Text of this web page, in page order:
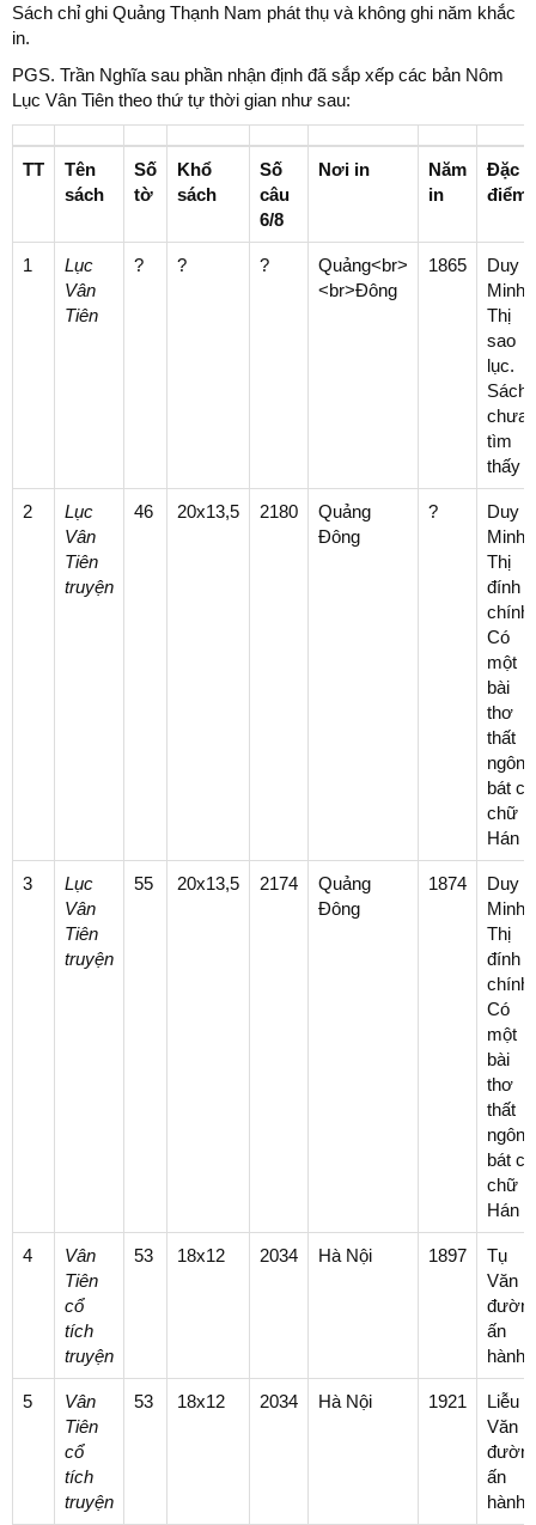
Sách chỉ ghi Quảng Thạnh Nam phát thụ và không ghi năm khắc
in.
PGS. Trần Nghĩa sau phần nhận định đã sắp xếp các bản Nôm
Lục Vân Tiên theo thứ tự thời gian như sau:
TT
Tên
sách
Số
tờ
Khổ
sách
Số
câu
6/8
Nơi in
Năm
in
Đặc
điểm
1
Lục
Vân
Tiên
? ? ?
Quảng<br>
<br>Đông
1865
Duy
Minh
Thị
sao
lục.
Sách
chưa
tìm
thấy
2
Lục
Vân
Tiên
truyện
46 20x13,5 2180
Quảng
Đông
?
Duy
Minh
Thị
đính
chính.
Có
một
bài
thơ
thất
ngôn
bát cú
chữ
Hán
3
Lục
Vân
Tiên
truyện
55 20x13,5 2174
Quảng
Đông
1874
Duy
Minh
Thị
đính
chính.
Có
một
bài
thơ
thất
ngôn
bát cú
chữ
Hán
4
Vân
Tiên
cổ
tích
truyện
53 18x12 2034 Hà Nội 1897
Tụ
Văn
ấn
hành
5
Vân
Tiên
cổ
tích
truyện
53 18x12 2034 Hà Nội 1921
Liễu
Văn
ấn
hành